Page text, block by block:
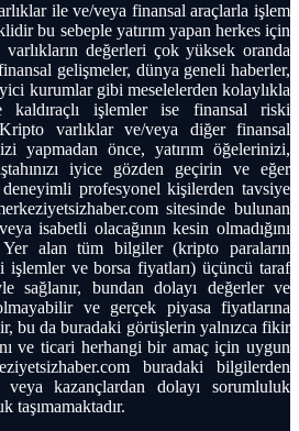
ile ve/veya finansal araçlarla işlem
bu sebeple yatırım yapan herkes için
değerleri çok yüksek oranda
gelişmeler, dünya geneli haberler,
kurumlar gibi meselelerden kolaylıkla
kaldıraçlı işlemler ise finansal riski
Kripto varlıklar ve/veya diğer finansal
yapmadan önce, yatırım öğelerinizi,
iyice gözden geçirin ve eğer
deneyimli profesyonel kişilerden tavsiye
sitesinde bulunan
isabetli olacağının kesin olmadığını
Yer alan tüm bilgiler (kripto paraların
işlemler ve borsa fiyatları) üçüncü taraf
sağlanır, bundan dolayı değerler ve
ve gerçek piyasa fiyatlarına
bu da buradaki görüşlerin yalnızca fikir
ve ticari herhangi bir amaç için uygun
buradaki bilgilerden
veya kazançlardan dolayı sorumluluk
taşımamaktadır.